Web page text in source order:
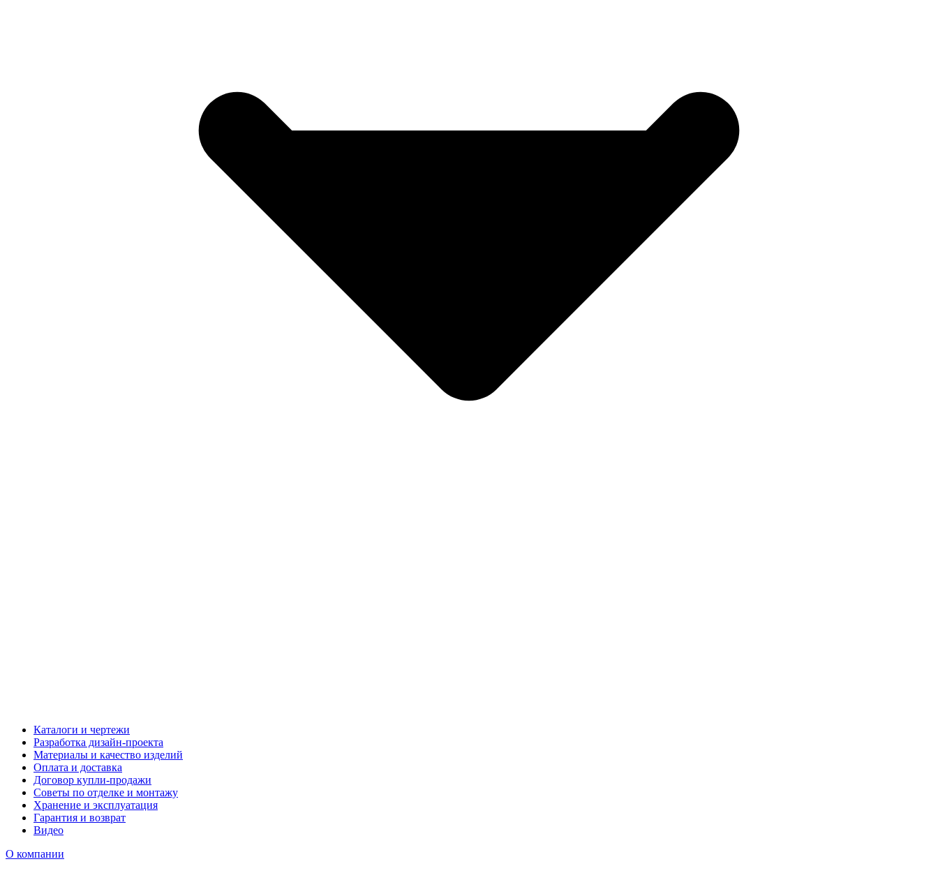
Каталоги и чертежи
Разработка дизайн-проекта
Материалы и качество изделий
Оплата и доставка
Договор купли-продажи
Советы по отделке и монтажу
Хранение и эксплуатация
Гарантия и возврат
Видео
О компании